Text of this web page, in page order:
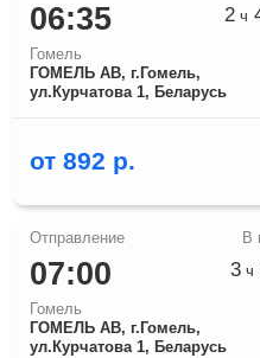
06:35
Гомель
ГОМЕЛЬ АВ, г.Гомель,
ул.Курчатова 1, Беларусь
2 ч
от 892 р.
07:00
Гомель
ГОМЕЛЬ АВ, г.Гомель,
ул.Курчатова 1, Беларусь
3ч